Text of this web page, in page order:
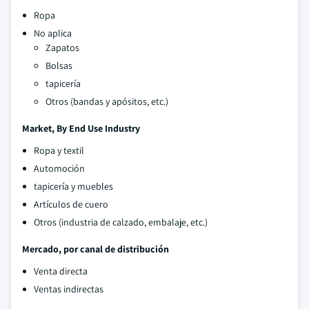
Ropa
No aplica
Zapatos
Bolsas
tapicería
Otros (bandas y apósitos, etc.)
Market, By End Use Industry
Ropa y textil
Automoción
tapicería y muebles
Artículos de cuero
Otros (industria de calzado, embalaje, etc.)
Mercado, por canal de distribución
Venta directa
Ventas indirectas